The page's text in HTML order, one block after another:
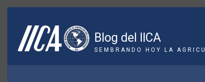
Pasar
contenido
principal
Blog del IICA
SEMBRANDO HOY LA